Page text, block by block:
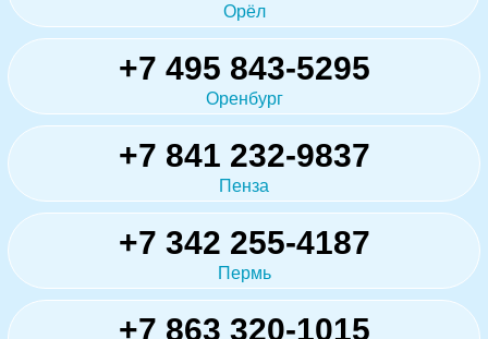
Орёл
+7 495 843-5295
Оренбург
+7 841 232-9837
Пенза
+7 342 255-4187
Пермь
+7 863 320-1015